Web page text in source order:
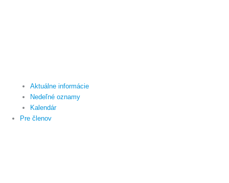
Aktuálne informácie
Nedeľné oznamy
Kalendár
Pre členov